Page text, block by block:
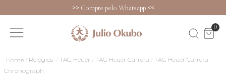
>>Compre pelo Whatsapp <<
0
Relógios TAG Heuer TAG Heuer Carrera
TAG Heuer Carrera
Chronograph